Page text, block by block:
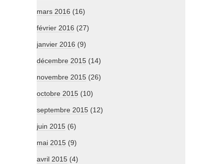
mars 2016 (16)
février 2016 (27)
janvier 2016 (9)
décembre 2015 (14)
novembre 2015 (26)
octobre 2015 (10)
septembre 2015 (12)
juin 2015 (6)
mai 2015 (9)
avril 2015 (4)